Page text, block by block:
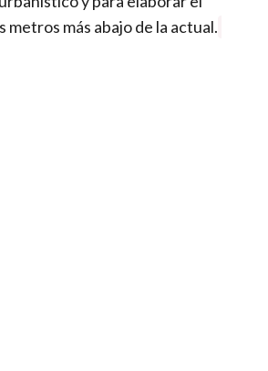
más abajo de la actual.